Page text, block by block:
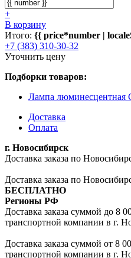
+
В корзину
Итого: {{ price*number |
+7 (383) 310-30-32
Уточнить цену
Подборки товаров:
Лампа люминесцентная
Доставка
Оплата
г. Новосибирск
Доставка заказа по
Доставка заказа по
БЕСПЛАТНО
Регионы РФ
Доставка заказа суммой до 8
транспортной компании в г.
Доставка заказа суммой от 8
транспортной компании в г.